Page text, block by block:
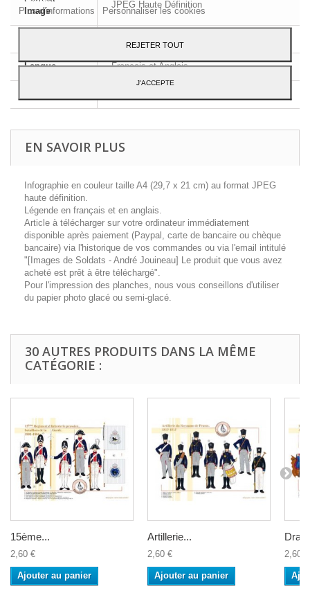
Image
JPEG Haute Définition
Langue Français et Anglais
EN SAVOIR PLUS
Infographie en couleur taille A4 (29,7 x 21 cm) au format JPEG
haute définition.
Légende en français et en anglais.
Article à télécharger sur votre ordinateur immédiatement
disponible après paiement (Paypal, carte de bancaire ou chèque
bancaire) via l'historique de vos commandes ou via l'email intitulé
"[Images de Soldats - André Jouineau] Le produit que vous avez
acheté est prêt à être téléchargé".
Pour l'impression des planches, nous vous conseillons d'utiliser
du papier photo glacé ou semi-glacé.
30 AUTRES PRODUITS DANS LA MÊME
CATÉGORIE :
15ème...
2,60 €
Ajouter au panier
Artillerie...
2,60 €
Ajouter au panier
2,60 €
Plus d'informations
Personnaliser les cookies
REJETER TOUT
J'ACCEPTE